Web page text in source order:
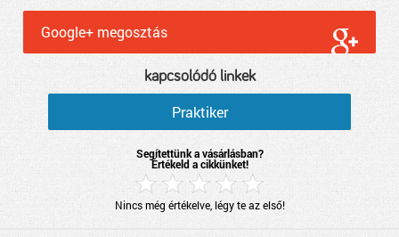
Google+ megosztás
kapcsolódó linkek
Praktiker
Segítettünk a vásárlásban?
Értékeld a cikkünket!
Nincs még értékelve, légy te az első!